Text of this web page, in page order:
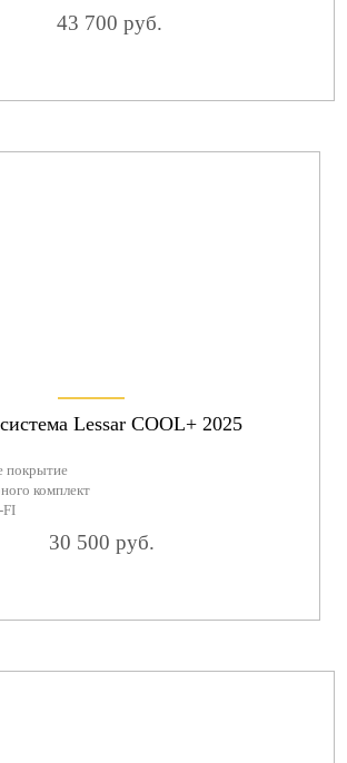
43 700 руб.
Lessar COOL+ 2025
покрытие
комплект
FI
30 500 руб.